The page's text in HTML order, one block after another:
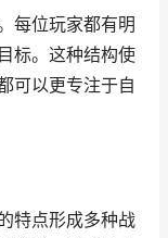
每位玩家都有明
标。这种结构使
可以更专注于自
特点形成多种战